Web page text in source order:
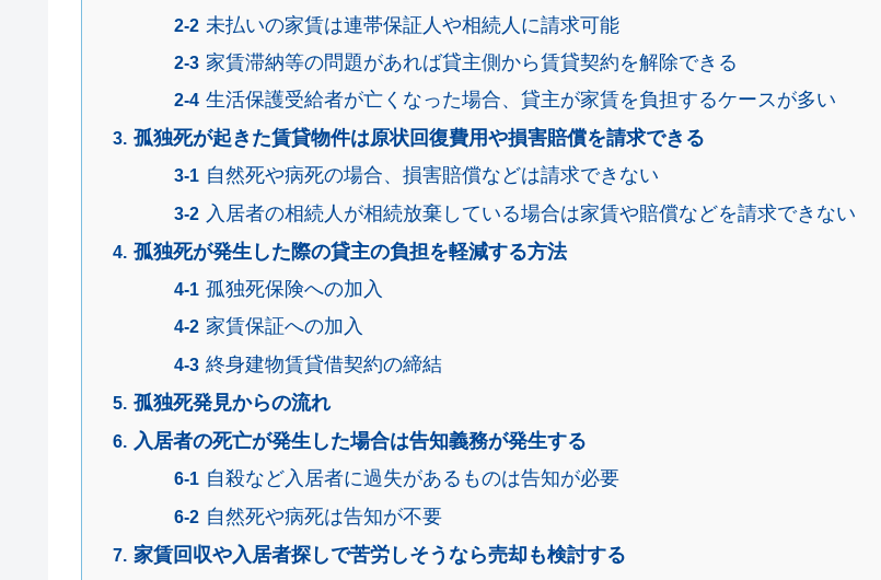
未払いの家賃は連帯保証人や相続人に請求可能
家賃滞納等の問題があれば貸主側から賃貸契約を解除できる
生活保護受給者が亡くなった場合、貸主が家賃を負担するケースが多い
孤独死が起きた賃貸物件は原状回復費用や損害賠償を請求できる
自然死や病死の場合、損害賠償などは請求できない
入居者の相続人が相続放棄している場合は家賃や賠償などを請求できない
孤独死が発生した際の貸主の負担を軽減する方法
孤独死保険への加入
家賃保証への加入
終身建物賃貸借契約の締結
孤独死発見からの流れ
入居者の死亡が発生した場合は告知義務が発生する
自殺など入居者に過失があるものは告知が必要
自然死や病死は告知が不要
家賃回収や入居者探しで苦労しそうなら売却も検討する